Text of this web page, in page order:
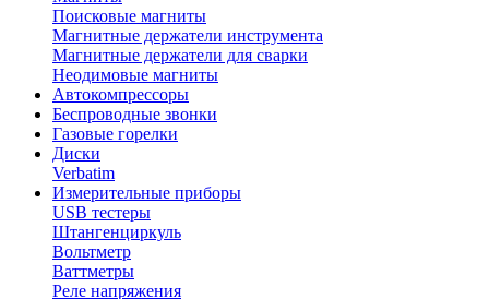
Поисковые магниты
Магнитные держатели инструмента
Магнитные держатели для сварки
Неодимовые магниты
Автокомпрессоры
Беспроводные звонки
Газовые горелки
Диски
Verbatim
Измерительные приборы
USB тестеры
Штангенциркуль
Вольтметр
Ваттметры
Реле напряжения